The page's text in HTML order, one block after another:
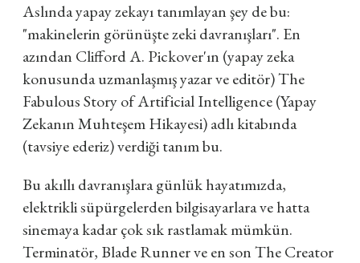
Aslında yapay zekayı tanımlayan şey de bu:
"makinelerin görünüşte zeki davranışları". En
azından Clifford A. Pickover'ın (yapay zeka
konusunda uzmanlaşmış yazar ve editör) The
Fabulous Story of Artificial Intelligence (Yapay
Zekanın Muhteşem Hikayesi) adlı kitabında
(tavsiye ederiz) verdiği tanım bu.
Bu akıllı davranışlara günlük hayatımızda,
elektrikli süpürgelerden bilgisayarlara ve hatta
sinemaya kadar çok sık rastlamak mümkün.
Terminatör, Blade Runner ve en son The Creator